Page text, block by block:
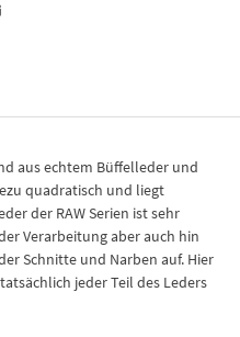
aus echtem Büffelleder und
quadratisch und liegt
der RAW Serien ist sehr
Verarbeitung aber auch hin
Schnitte und Narben auf. Hier
jeder Teil des Leders